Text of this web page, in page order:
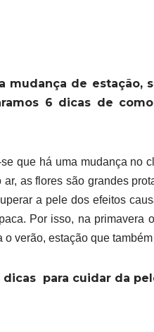
mudança de
6 dicas de
que há uma mudança no
as flores são grandes
a pele dos efeitos
Por isso, na primavera
verão, estação que
dicas para cuidar da